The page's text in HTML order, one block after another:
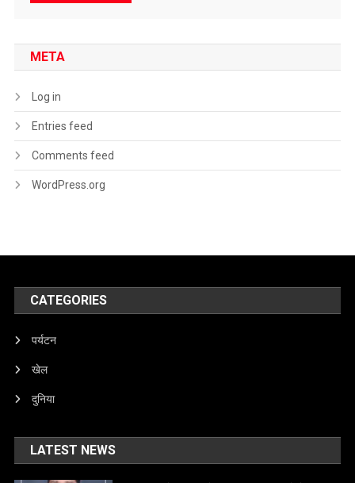
META
Log in
Entries feed
Comments feed
WordPress.org
CATEGORIES
पर्यटन
खेल
दुनिया
LATEST NEWS